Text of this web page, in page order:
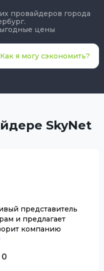
провайдеров города
цены
Как я могу сэкономить?
SkyNet
представитель
и предлагает
компанию
0